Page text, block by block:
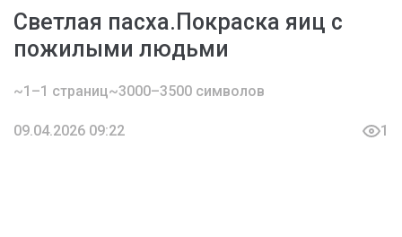
Светлая пасха.Покраска яиц с
пожилыми людьми
~1–1 страниц~3000–3500 символов
09.04.2026 09:22 1